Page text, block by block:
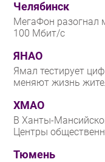
Челябинск
МегаФон разогнал
100 Мбит/с
ЯНАО
Ямал тестирует
меняют жизнь
ХМАО
В Ханты-
Центры
Тюмень